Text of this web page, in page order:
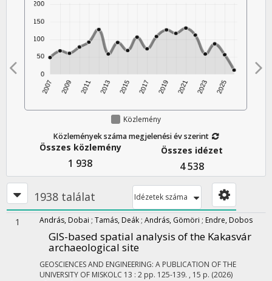
Közlemény
Közlemények száma megjelenési év szerint
Összes közlemény
1 938
Összes idézet
4 538
1938 találat Idézetek száma
1 András, Dobai ; Tamás, Deák ; András, Gömöri ; Endre, Dobos
GIS-based spatial analysis of the Kakasvár
archaeological site
GEOSCIENCES AND ENGINEERING: A PUBLICATION OF THE
UNIVERSITY OF MISKOLC 13 : 2 pp. 125-139. , 15 p. (2026)